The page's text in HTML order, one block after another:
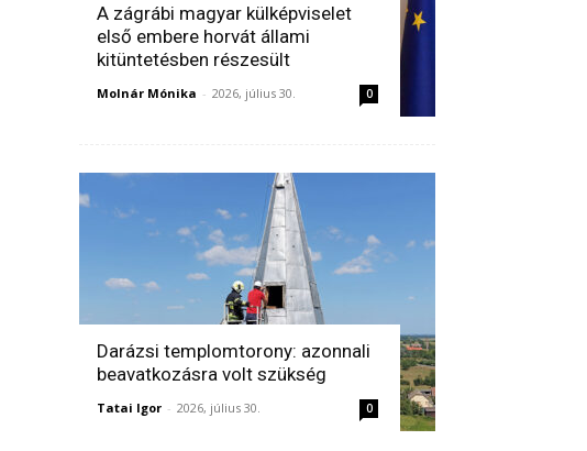
A zágrábi magyar külképviselet
első embere horvát állami
kitüntetésben részesült
Molnár Mónika - 2026, július 30. 0
Darázsi templomtorony: azonnali
beavatkozásra volt szükség
Tatai Igor - 2026, július 30. 0